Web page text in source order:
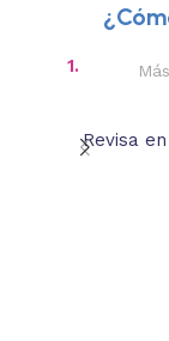
1.
Revisa